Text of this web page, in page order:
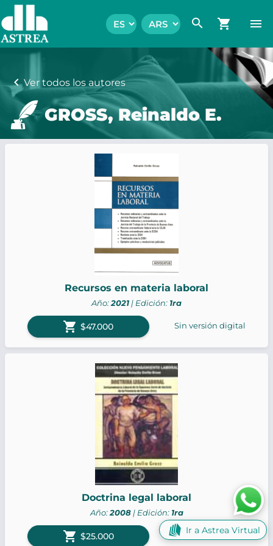
search shopping_cart menu
chevron_leftVer todos los autores
GROSS, Reinaldo E.
Recursos en materia laboral
Año:2021 | Edición: 1ra
shopping_cart $47.000 Sin versión digital
Doctrina legal laboral
Año:2008| Edición: 1ra
shopping_cart $25.000 Sin versión digital
Ir a Astrea Virtual